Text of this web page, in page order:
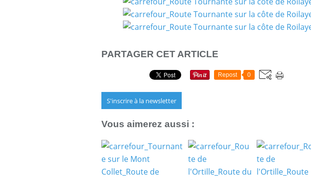
PARTAGER CET ARTICLE
Repost 0
S'inscrire à la newsletter
Vous aimerez aussi :